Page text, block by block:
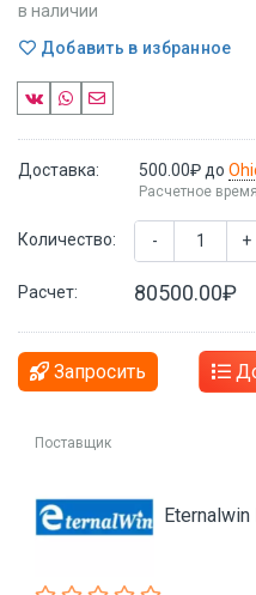
в наличии
Добавить в избранное
Доставка: 500.00₽ до
Расчетное
Количество: - +
Расчет: 80500.00₽
Запросить
Поставщик